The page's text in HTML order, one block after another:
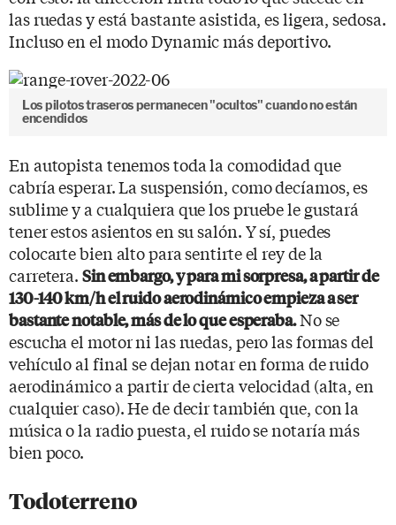
las ruedas y está bastante asistida, es ligera, sedosa.
Incluso en el modo Dynamic más deportivo.
Los pilotos traseros permanecen "ocultos" cuando no están
encendidos
En autopista tenemos toda la comodidad que
cabría esperar. La suspensión, como decíamos, es
sublime y a cualquiera que los pruebe le gustará
tener estos asientos en su salón. Y sí, puedes
colocarte bien alto para sentirte el rey de la
carretera. Sin embargo, y para mi sorpresa, a partir de
130-140 km/h el ruido aerodinámico empieza a ser
bastante notable, más de lo que esperaba.No se
escucha el motor ni las ruedas, pero las formas del
vehículo al final se dejan notar en forma de ruido
aerodinámico a partir de cierta velocidad (alta, en
cualquier caso). He de decir también que, con la
música o la radio puesta, el ruido se notaría más
bien poco.
Todoterreno